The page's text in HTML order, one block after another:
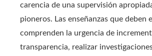
carencia de una supervisión
pioneros. Las enseñanzas que deben
comprenden la urgencia de
transparencia, realizar